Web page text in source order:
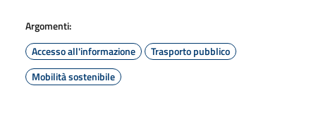
Argomenti:
Accesso all'informazione
Trasporto pubblico
Mobilità sostenibile